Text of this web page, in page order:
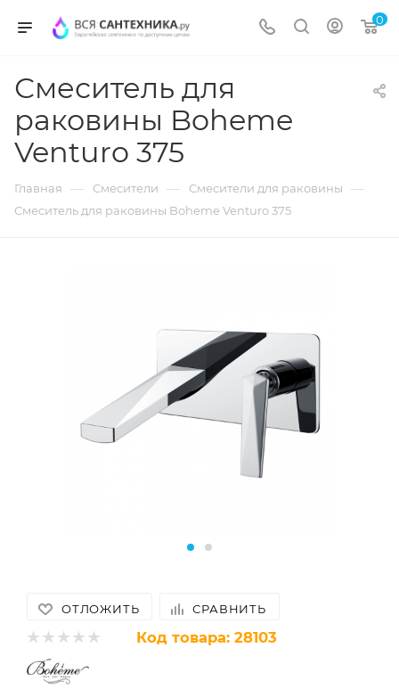
0
Смеситель для
раковины Boheme
Venturo 375
Главная — Смесители — Смесители для раковины —
Смеситель для раковины Boheme Venturo 375
ОТЛОЖИТЬ СРАВНИТЬ
Код товара: 28103